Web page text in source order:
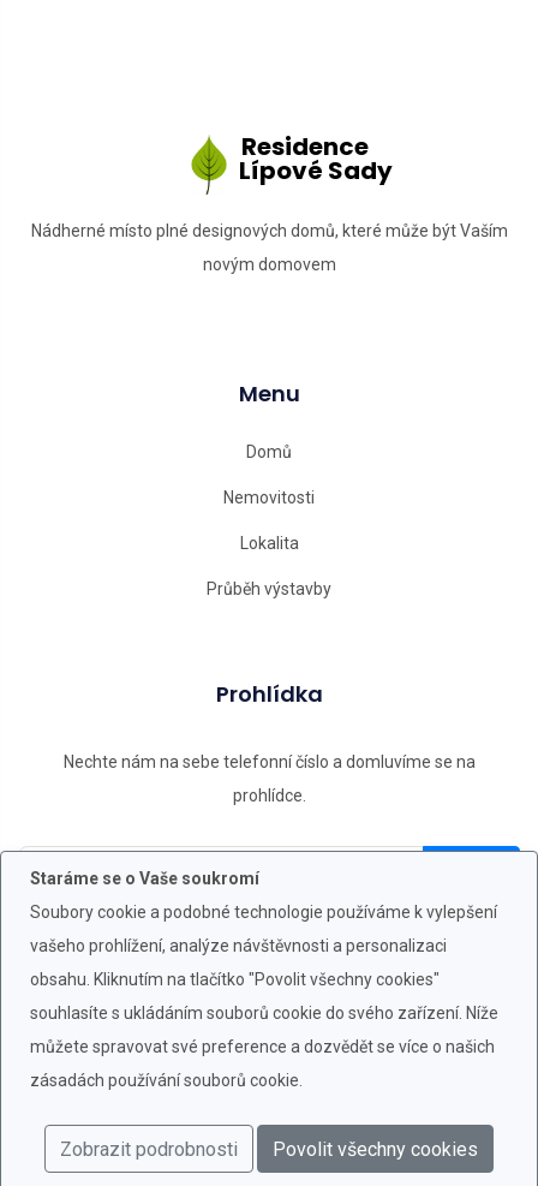
Residence
Lípové Sady
Nádherné místo plné designových domů, které může být Vaším
novým domovem
Menu
Domů
Nemovitosti
Lokalita
Průběh výstavby
Prohlídka
Nechte nám na sebe telefonní číslo a domluvíme se na
prohlídce.
Cookie info
Ochrana Osobních Údajů
Staráme se o Vaše soukromí
Soubory cookie a podobné technologie používáme k vylepšení
vašeho prohlížení, analýze návštěvnosti a personalizaci
obsahu. Kliknutím na tlačítko "Povolit všechny cookies"
souhlasíte s ukládáním souborů cookie do svého zařízení. Níže
můžete spravovat své preference a dozvědět se více o našich
zásadách používání souborů cookie.
Zobrazit podrobnosti Povolit všechny cookies